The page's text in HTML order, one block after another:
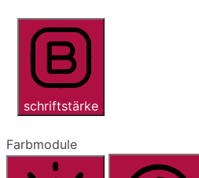
schriftstärke
Farbmodule